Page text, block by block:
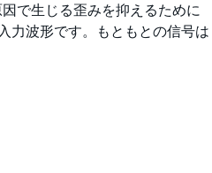
で生じる歪みを抑えるために
力波形です。もともとの信号は